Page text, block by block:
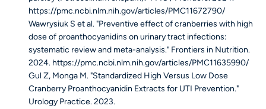
https://pmc.ncbi.nlm.nih.gov/articles/PMC11672790/
Wawrysiuk S et al. "Preventive effect of cranberries with high
dose of proanthocyanidins on urinary tract infections:
systematic review and meta-analysis." Frontiers in Nutrition.
2024. https://pmc.ncbi.nlm.nih.gov/articles/PMC11635990/
Gul Z, Monga M. "Standardized High Versus Low Dose
Cranberry Proanthocyanidin Extracts for UTI Prevention."
Urology Practice. 2023.